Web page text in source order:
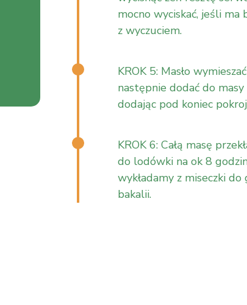
mocno wyciskać, jeśli
z wyczuciem.
KROK 5: Masło
następnie dodać do
dodając pod koniec
KROK 6: Całą masę
do lodówki na ok 8
wykładamy z miseczki
bakalii.